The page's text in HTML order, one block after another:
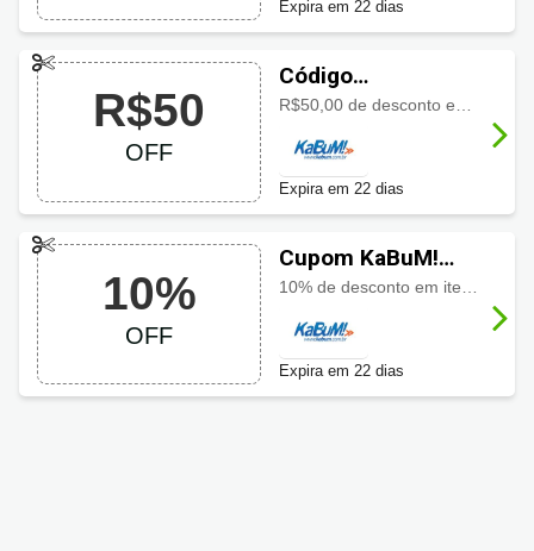
Expira em 22 dias
R$50
OFF
Código
promocional
KaBuM! com R$50
OFF
Expira em 22 dias
10%
OFF
Cupom KaBuM!
com 10% OFF
Expira em 22 dias